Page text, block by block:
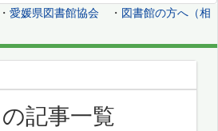
愛媛県図書館協会 ・ 図書館の方へ（相
記事一覧